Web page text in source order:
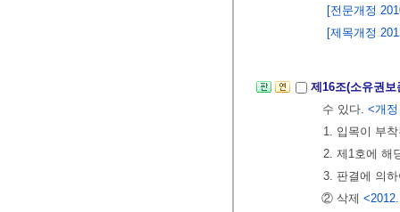
[전문개정
[제목개정
제16조(소유권
수 있다. <개
1. 입목이 부
2. 제1호에 해
3. 판결에 의
② 삭제